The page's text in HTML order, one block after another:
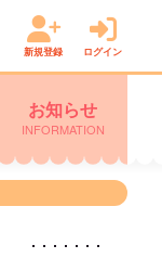
ナイト屋台 Ｓｅａ
新規登録 ログイン
お知らせ
INFORMATION